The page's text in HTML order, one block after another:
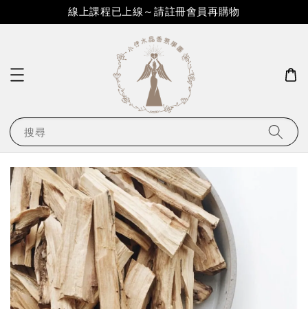
線上課程已上線～請註冊會員再購物
搜尋